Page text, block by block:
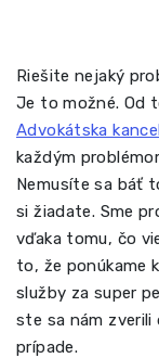
Riešite nejaký
Je to možné. Od
Advokátska
každým
Nemusíte sa báť
si žiadate. Sme
vďaka tomu, čo
to, že ponúkame
služby za super
ste sa nám
prípade.